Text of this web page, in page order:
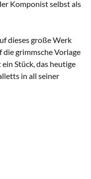
Komponist selbst als
dieses große Werk
grimmsche Vorlage
Stück, das heutige
in all seiner